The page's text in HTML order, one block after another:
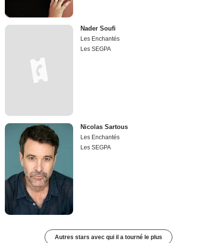
Nader Soufi
Les Enchantés
Les SEGPA
Nicolas Sartous
Les Enchantés
Les SEGPA
Autres stars avec qui il a tourné le plus